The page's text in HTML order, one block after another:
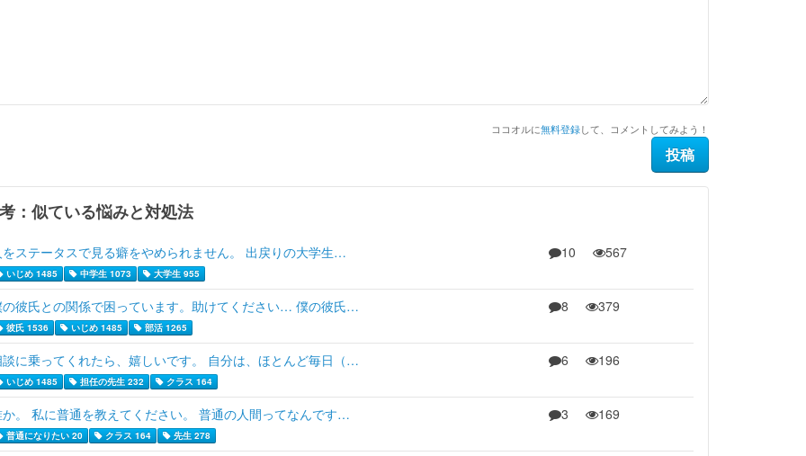
ココオルに無料登録して、コメントしてみよう！
：似ている悩みと対処法
をステータスで見る癖をやめられません。 出戻りの大学生…
いじめ 1485 中学生 1073 大学生 955
10 567
の彼氏との関係で困っています。助けてください… 僕の彼氏…
彼氏 1536 いじめ 1485 部活 1265
8 379
談に乗ってくれたら、嬉しいです。 自分は、ほとんど毎日（…
いじめ 1485 担任の先生 232 クラス 164
6 196
か。 私に普通を教えてください。 普通の人間ってなんです…
普通になりたい 20 クラス 164 先生 278
3 169